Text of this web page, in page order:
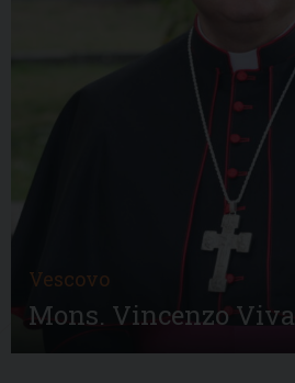
Vescovo
Mons. Vincenzo Viva